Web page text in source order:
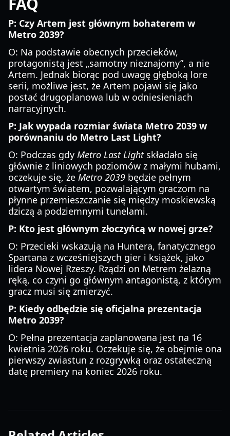
P: Czy Artem jest głównym bohaterem w
Metro 2039?
O: Na podstawie obecnych przecieków,
protagonistą jest „samotny nieznajomy”, a nie
Artem. Jednak biorąc pod uwagę głęboką lore
serii, możliwe jest, że Artem pojawi się jako
postać drugoplanowa lub w odniesieniach
narracyjnych.
P: Jak wypada rozmiar świata Metro 2039 w
porównaniu do Metro Last Light?
O: Podczas gdy Metro Last Lightskładało się
głównie z liniowych poziomów z małymi hubami,
oczekuje się, że Metro 2039 będzie pełnym
otwartym światem, pozwalającym graczom na
płynne przemieszczanie się między moskiewską
dziczą a podziemnymi tunelami.
P: Kto jest głównym złoczyńcą w nowej grze?
O: Przecieki wskazują na Huntera, fanatycznego
Spartana z wcześniejszych gier i książek, jako
lidera Nowej Rzeszy. Rządzi on Metrem żelazną
ręką, co czyni go głównym antagonistą, z którym
gracz musi się zmierzyć.
P: Kiedy odbędzie się oficjalna prezentacja
Metro 2039?
O: Pełna prezentacja zaplanowana jest na 16
kwietnia 2026 roku. Oczekuje się, że obejmie ona
pierwszy zwiastun z rozgrywką oraz ostateczną
datę premiery na koniec 2026 roku.